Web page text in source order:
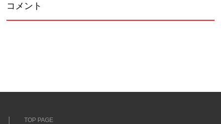
コメント
TOP PAGE